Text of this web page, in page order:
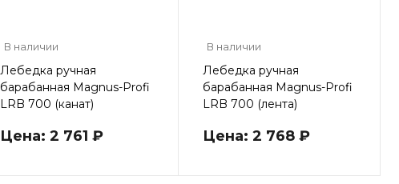
В наличии
Лебедка ручная
барабанная Magnus-Profi
LRB 700 (канат)
Цена: 2 761 ₽
В наличии
Лебедка ручная
барабанная Magnus-Profi
LRB 700 (лента)
Цена: 2 768 ₽